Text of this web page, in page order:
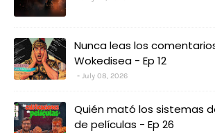
Nunca leas los
Wokedisea - Ep 12
July 08, 2026
Quién mató los sistemas
de películas - Ep 26